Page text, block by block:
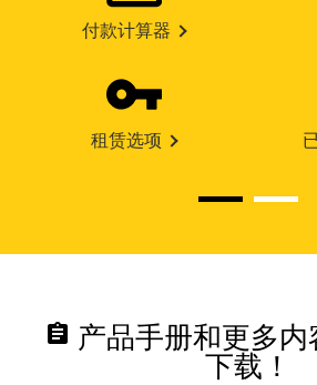
付款计算器
租赁选项
assignment 产品手册和更多
下载！